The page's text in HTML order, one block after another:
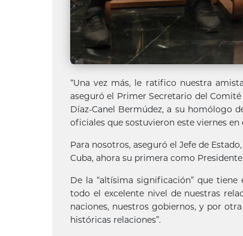
“Una vez más, le ratifico nuestra
aseguró el Primer Secretario del
Díaz-Canel Bermúdez, a su homólogo
oficiales que sostuvieron este viernes en
Para nosotros, aseguró el Jefe de
Cuba, ahora su primera como
De la “altísima significación” que
todo el excelente nivel de nuestras
naciones, nuestros gobiernos, y por
históricas relaciones”.